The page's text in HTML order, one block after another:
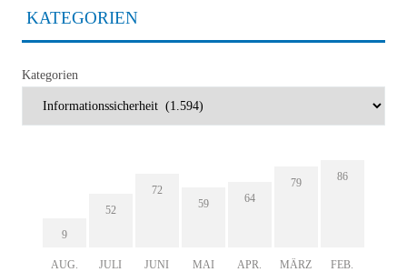
KATEGORIEN
Kategorien
9
AUG.
52
JULI
72
JUNI
59
MAI
64
APR.
79
MÄRZ
86
FEB.